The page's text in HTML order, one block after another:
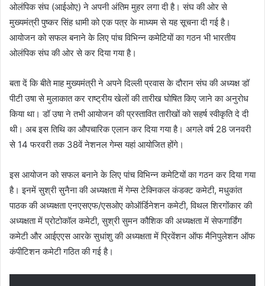
ओलंपिक संघ (आईओए) ने अपनी अंतिम मुहर लगा दी है। संघ की ओर से
मुख्यमंत्री पुष्कर सिंह धामी को एक पत्र के माध्यम से यह सूचना दी गई है।
आयोजन को सफल बनाने के लिए पांच विभिन्न कमेटियों का गठन भी भारतीय
ओलंपिक संघ की ओर से कर दिया गया है।
बता दें कि बीते माह मुख्यमंत्री ने अपने दिल्ली प्रवास के दौरान संघ की अध्यक्ष डॉ
पीटी उषा से मुलाकात कर राष्ट्रीय खेलों की तारीख घोषित किए जाने का अनुरोध
किया था। डॉ उषा ने तभी आयोजन की प्रस्तावित तारीखों को सहर्ष स्वीकृति दे दी
थी। अब इस तिथि का औपचारिक एलान कर दिया गया है। अगले वर्ष 28 जनवरी
से 14 फरवरी तक 38वें नेशनल गेम्स यहां आयोजित होंगे।
इस आयोजन को सफल बनाने के लिए पांच विभिन्न कमेटियों का गठन कर दिया गया
है। इनमें सुश्री सुनैना की अध्यक्षता में गेम्स टेक्निकल कंडक्ट कमेटी, मधुकांत
पाठक की अध्यक्षता एनएसएफ/एसओए कोऑर्डिनेशन कमेटी, विथल शिरगोंकार की
अध्यक्षता में प्रोटोकॉल कमेटी, सुश्री सुमन कौशिक की अध्यक्षता में सेफगार्डिंग
कमेटी और आईएएस आरके सुधांशु की अध्यक्षता में प्रिवेंशन ऑफ मैनिपुलेशन ऑफ
कंपीटिशन कमेटी गठित की गई है।